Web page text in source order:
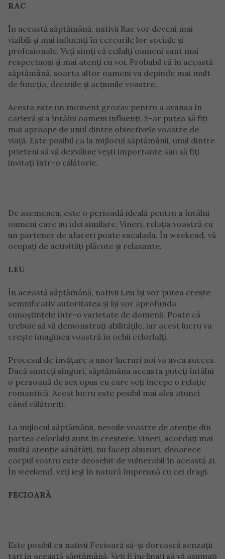
RAC
În această săptămână, nativii Rac vor deveni mai
vizibili și mai influenți în cercurile lor sociale și
profesionale. Veți simți că ceilalți oameni sunt mai
respectuoși și mai atenți cu voi. Probabil că în această
săptămână, soarta altor oameni va depinde mai mult
de funcția, deciziile și acțiunile voastre.
Acesta este un moment grozav pentru a avansa în
carieră și a întâlni oameni influenți. S-ar putea să fiți
mai aproape de unul dintre obiectivele voastre de
viață. Este posibil ca la mijlocul săptămânii, unul dintre
prieteni să vă dezvăluie vești importante sau să fiți
invitați într-o călătorie.
De asemenea, este o perioadă ideală pentru a întâlni
oameni care au idei similare. Vineri, relația voastră cu
un partener de afaceri poate escalada. În weekend, vă
ocupați de activități plăcute și relaxante.
LEU
În această săptămână, nativii Leu își vor putea crește
semnificativ autoritatea și își vor aprofunda
cunoștințele într-o varietate de domenii. Poate că
trebuie să vă demonstrați abilitățile, iar acest lucru va
crește imaginea voastră în ochii celorlalți.
Procesul de învățare a unor lucruri noi va avea succes.
Dacă sunteți singuri, săptămâna aceasta puteți întâlni
o persoană de sex opus cu care veți începe o relație
romantică. Acest lucru este posibil mai ales atunci
când călătoriți.
La mijlocul săptămânii, nevoile voastre de atenție din
partea celorlalți sunt în creștere. Vineri, acordați mai
multă atenție sănătății, nu faceți abuzuri, deoarece
corpul vostru este deosebit de vulnerabil în această zi.
În weekend, veți ieși în natură împreună cu cei dragi.
FECIOARĂ
Este posibil ca nativii Fecioară să-și dorească senzații
tari în această săptămână. Veți fi înclinați să vă asumați